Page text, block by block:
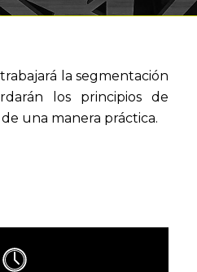
la segmentación
los principios de
una manera práctica.